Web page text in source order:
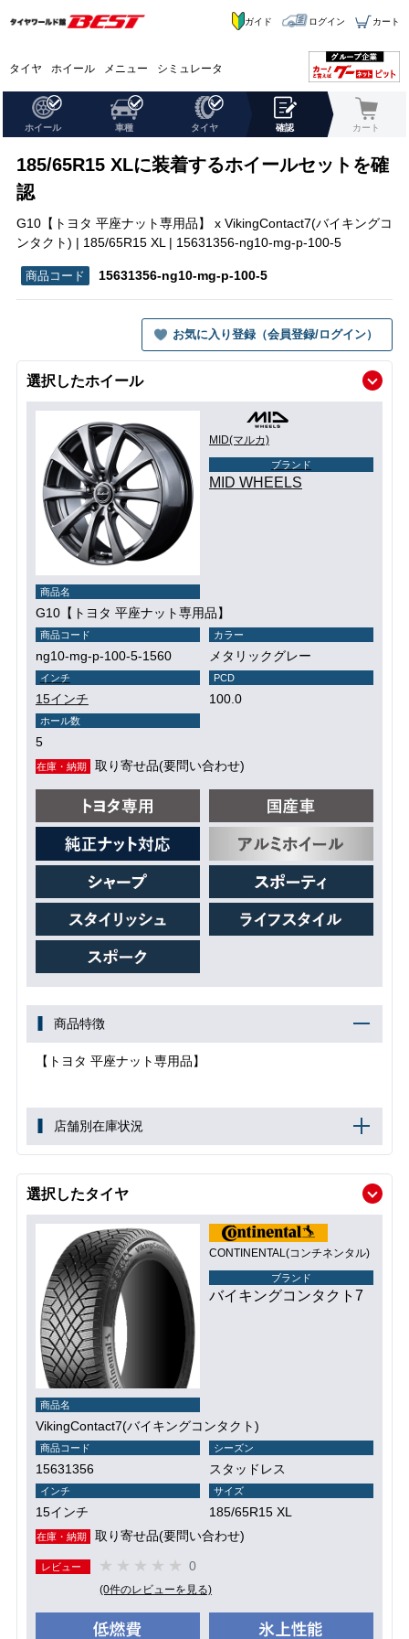
タイヤ ホイール メニュー シミュレータ
ガイド ログイン カート
ホイール 車種 タイヤ 確認 カート
185/65R15 XLに装着するホイールセットを確
認
G10【トヨタ 平座ナット専用品】 x VikingContact7(バイキングコ
ンタクト) | 185/65R15 XL | 15631356-ng10-mg-p-100-5
15631356-ng10-mg-p-100-5
お気に入り登録（会員登録/ログイン）
選択したホイール
MID(マルカ)
ブランド
MID WHEELS
商品名
G10【トヨタ 平座ナット専用品】
商品コード
ng10-mg-p-100-5-1560
カラー
メタリックグレー
インチ
15インチ
PCD
100.0
ホール数
5
在庫・納期 取り寄せ品(要問い合わせ)
商品特徴
【トヨタ 平座ナット専用品】
店舗別在庫状況
選択したタイヤ
CONTINENTAL(コンチネンタル)
ブランド
バイキングコンタクト7
商品名
VikingContact7(バイキングコンタクト)
商品コード
15631356
シーズン
スタッドレス
インチ
15インチ
サイズ
185/65R15 XL
在庫・納期 取り寄せ品(要問い合わせ)
レビュー 0
(0件のレビューを見る)